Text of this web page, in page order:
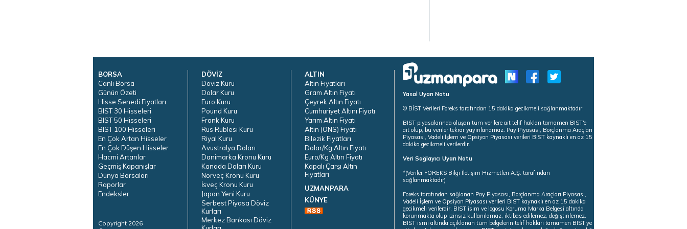
BORSA
Canlı Borsa
Günün Özeti
Hisse Senedi Fiyatları
BIST 30 Hisseleri
BIST 50 Hisseleri
BIST 100 Hisseleri
En Çok Artan Hisseler
En Çok Düşen Hisseler
Hacmi Artanlar
Geçmiş Kapanışlar
Dünya Borsaları
Raporlar
Endeksler
Copyright 2026
DÖVİZ
Döviz Kuru
Dolar Kuru
Euro Kuru
Pound Kuru
Frank Kuru
Rus Rublesi Kuru
Riyal Kuru
Avustralya Doları
Danimarka Kronu Kuru
Kanada Doları Kuru
Norveç Kronu Kuru
İsveç Kronu Kuru
Japon Yeni Kuru
Serbest Piyasa Döviz
Kurları
Merkez Bankası Döviz
ALTIN
Altın Fiyatları
Gram Altın Fiyatı
Çeyrek Altın Fiyatı
Cumhuriyet Altını Fiyatı
Yarım Altın Fiyatı
Altın (ONS) Fiyatı
Bilezik Fiyatları
Dolar/Kg Altın Fiyatı
Euro/Kg Altın Fiyatı
Kapalı Çarşı Altın
Fiyatları
UZMANPARA
KÜNYE
Yasal Uyarı Notu
© BİST Verileri Foreks tarafından 15 dakika gecikmeli sağlanmaktadır.
BIST piyasalarında oluşan tüm verilere ait telif hakları tamamen BIST'e
ait olup, bu veriler tekrar yayınlanamaz. Pay Piyasası, Borçlanma Araçları
Piyasası, Vadeli İşlem ve Opsiyon Piyasası verileri BIST kaynaklı en az 15
dakika gecikmeli verilerdir.
Veri Sağlayıcı Uyarı Notu
*(Veriler FOREKS Bilgi İletişim Hizmetleri A.Ş. tarafından
sağlanmaktadır)
Foreks tarafından sağlanan Pay Piyasası, Borçlanma Araçları Piyasası,
Vadeli İşlem ve Opsiyon Piyasası verileri BIST kaynaklı en az 15 dakika
gecikmeli verilerdir. BIST isim ve logosu Koruma Marka Belgesi altında
korunmakta olup izinsiz kullanılamaz, iktibas edilemez, değiştirilemez.
BIST ismi altında açıklanan tüm belgelerin telif hakları tamamen BIST'ye